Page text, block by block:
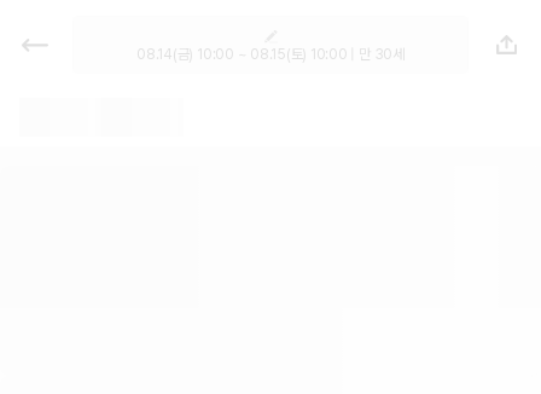
렌트카 - 경기 렌터카 가격비교, 최저
가 보장 1위 카모아
08.14(금) 10:00 ~ 08.15(토) 10:00 | 만 30세